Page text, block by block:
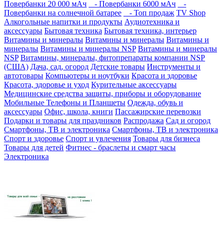
Повербанки 20 000 мАч - Повербанки 6000 мАч
-
Повербанки на солнечной батарее
- Топ продаж TV Shop
Алкогольные напитки и продукты Аудиотехника и
аксессуары Бытовая техника Бытовая техника, интерьер
Витамины и минералы Витамины и минералы Витамины и
минералы Витамины и минералы NSP Витамины и минералы
NSP Витамины, минералы, фитопрепараты компании NSP
(США) Дача, сад, огород Детские товары Инструменты и
автотовары Компьютеры и ноутбуки Красота и здоровье
Красота, здоровье и уход Курительные аксессуары
Медицинские средства защиты, приборы и оборудование
Мобильные Телефоны и Планшеты Одежда, обувь и
аксессуары Офис, школа, книги Пассажирские перевозки
Подарки и товары для праздников Распродажа Сад и огород
Смартфоны, ТВ и электроника Смартфоны, ТВ и электроника
Спорт и здоровье Спорт и увлечения Товары для бизнеса
Товары для детей Фитнес - браслеты и смарт часы
Электроника